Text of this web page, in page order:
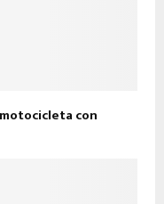
con